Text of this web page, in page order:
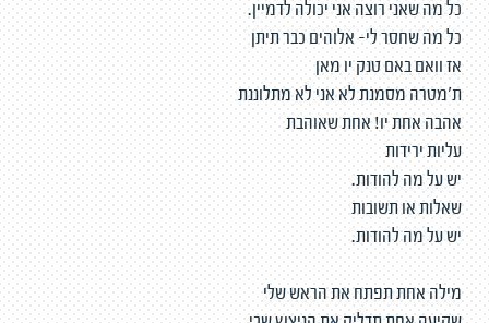
כל מה שאני רוצה אני יכולה לדמיין.
כל מה שחסר לי- אלוהים כבר תיתן
אז וואם באם טנק יו מאן
ת'מטרה מסמנת לא אני לא מתלוננת
אהבה אחת יו! אחת שאוהבת
עליות ירידות
יש על מה להודות.
שאלות או תשובות
יש על מה להודות.
מילה אחת תפתח את הראש שלי